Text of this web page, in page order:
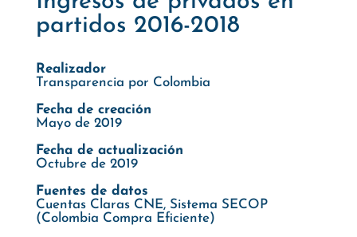
partidos 2016-2018
Realizador
Transparencia por Colombia
Fecha de creación
Mayo de 2019
Fecha de actualización
Octubre de 2019
Fuentes de datos
Cuentas Claras CNE, Sistema SECOP
(Colombia Compra Eficiente)